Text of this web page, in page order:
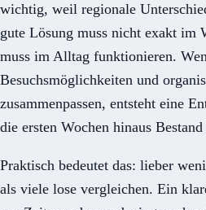
wichtig, weil regionale
gute Lösung muss nicht exakt im
muss im Alltag funktionieren.
Besuchsmöglichkeiten und
zusammenpassen, entsteht eine
die ersten Wochen hinaus Bestand
Praktisch bedeutet das: lieber
als viele lose vergleichen. Ein